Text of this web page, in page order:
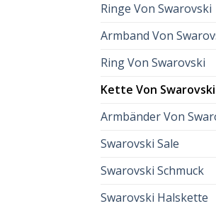
Ringe Von Swarovski
Armband Von
Ring Von Swarovski
Kette Von Swarovski
Armbänder Von
Swarovski Sale
Swarovski Schmuck
Swarovski Halskette